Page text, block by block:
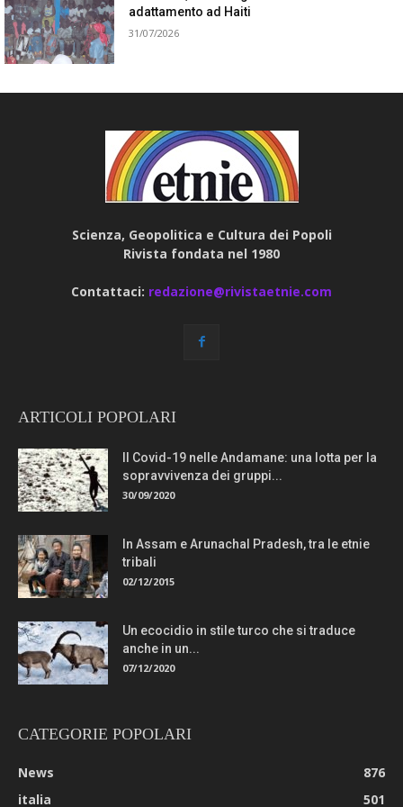
adattamento ad Haiti
31/07/2026
Scienza, Geopolitica e Cultura dei Popoli
Rivista fondata nel 1980
Contattaci: redazione@rivistaetnie.com
ARTICOLI POPOLARI
Il Covid-19 nelle Andamane: una lotta per la
sopravvivenza dei gruppi...
30/09/2020
In Assam e Arunachal Pradesh, tra le etnie
tribali
02/12/2015
Un ecocidio in stile turco che si traduce
anche in un...
07/12/2020
CATEGORIE POPOLARI
News
876
italia
501